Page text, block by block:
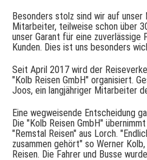
Besonders stolz sind wir auf
Mitarbeiter, teilweise schon über
unser Garant für eine
Kunden. Dies ist uns besonders
Seit April 2017 wird der
"Kolb Reisen GmbH" organisiert.
Joos, ein langjähriger Mitarbeiter
Eine wegweisende Entscheidung
Die "Kolb Reisen GmbH"
"Remstal Reisen" aus Lorch.
zusammen gehört" so Werner
Reisen. Die Fahrer und Busse